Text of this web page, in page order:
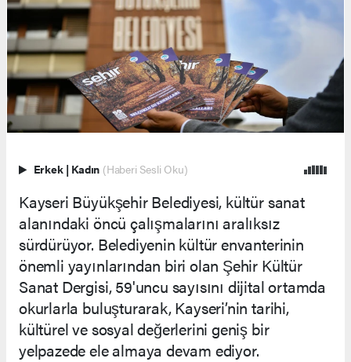
Erkek | Kadın (Haberi Sesli Oku)
Kayseri Büyükşehir Belediyesi, kültür sanat
alanındaki öncü çalışmalarını aralıksız
sürdürüyor. Belediyenin kültür envanterinin
önemli yayınlarından biri olan Şehir Kültür
Sanat Dergisi, 59'uncu sayısını dijital ortamda
okurlarla buluşturarak, Kayseri’nin tarihi,
kültürel ve sosyal değerlerini geniş bir
yelpazede ele almaya devam ediyor.